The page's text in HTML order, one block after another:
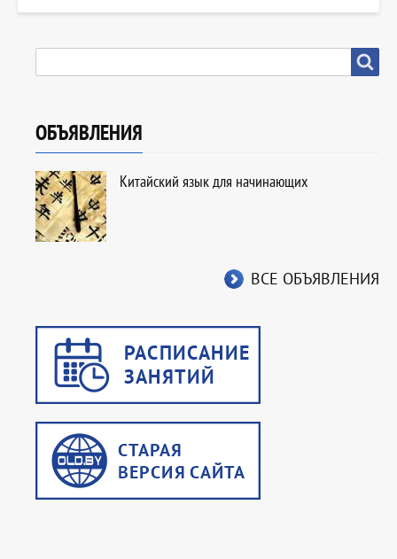
ОБЪЯВЛЕНИЯ
Китайский язык для начинающих
ВСЕ ОБЪЯВЛЕНИЯ